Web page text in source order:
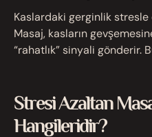
Kaslardaki gerginlik stresle
Masaj, kasların
“rahatlık” sinyali gönderir.
Stresi Azaltan
Hangileridir?